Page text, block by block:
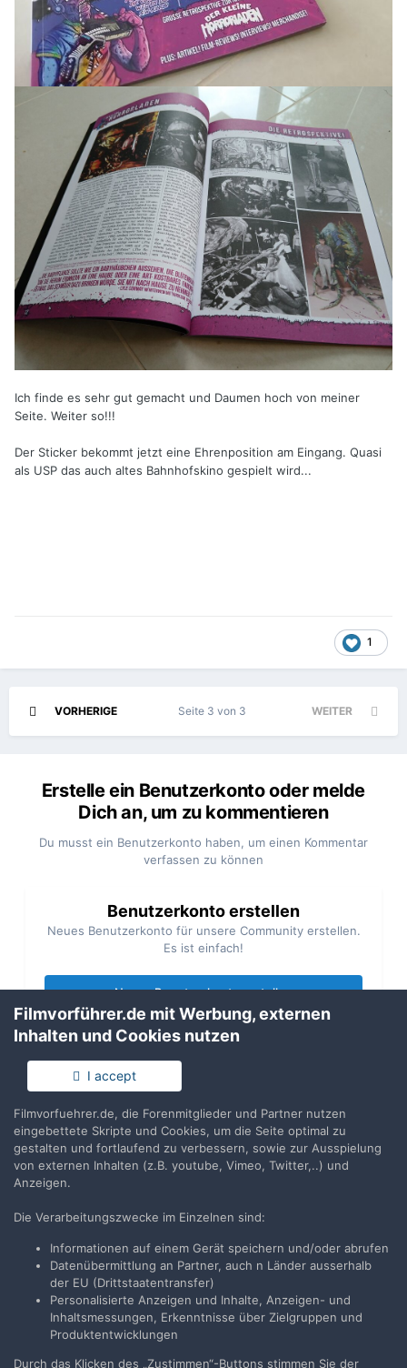
Ich finde es sehr gut gemacht und Daumen hoch von meiner
Seite. Weiter so!!!
Der Sticker bekommt jetzt eine Ehrenposition am Eingang. Quasi
als USP das auch altes Bahnhofskino gespielt wird...
1
VORHERIGE WEITER
Seite 3 von 3
Erstelle ein Benutzerkonto oder melde
Dich an, um zu kommentieren
Du musst ein Benutzerkonto haben, um einen Kommentar
verfassen zu können
Benutzerkonto erstellen
Neues Benutzerkonto für unsere Community erstellen.
Es ist einfach!
Neues Benutzerkonto erstellen
Du hast bereits ein Benutzerkonto? Melde Dich hier an.
Jetzt anmelden
Teilen Folgen
Zur Themenübersicht
Filmvorführer.de via Google durchsuchen:
Filmvorführer.de mit Werbung, externen
Inhalten und Cookies nutzen
I accept
Filmvorfuehrer.de, die Forenmitglieder und Partner nutzen
eingebettete Skripte und Cookies, um die Seite optimal zu
gestalten und fortlaufend zu verbessern, sowie zur Ausspielung
von externen Inhalten (z.B. youtube, Vimeo, Twitter,..) und
Anzeigen.
Die Verarbeitungszwecke im Einzelnen sind:
Informationen auf einem Gerät speichern und/oder abrufen
Datenübermittlung an Partner, auch n Länder ausserhalb
der EU (Drittstaatentransfer)
Personalisierte Anzeigen und Inhalte, Anzeigen- und
Inhaltsmessungen, Erkenntnisse über Zielgruppen und
Produktentwicklungen
Durch das Klicken des „Zustimmen“-Buttons stimmen Sie der